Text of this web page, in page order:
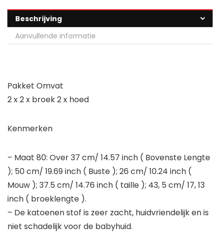
Beschrijving
Aanvullende informatie
Pakket Omvat
2 x 2 x broek 2 x hoed
Kenmerken
– Maat 80: Over 37 cm/ 14.57 inch ( Bovenste Lengte
); 50 cm/ 19.69 inch ( Buste ); 26 cm/ 10.24 inch (
Mouw ); 37.5 cm/ 14.76 inch ( taille ); 43, 5 cm/ 17, 13
inch ( broeklengte ).
– De katoenen stof is zeer zacht, huidvriendelijk en is
niet schadelijk voor de babyhuid.